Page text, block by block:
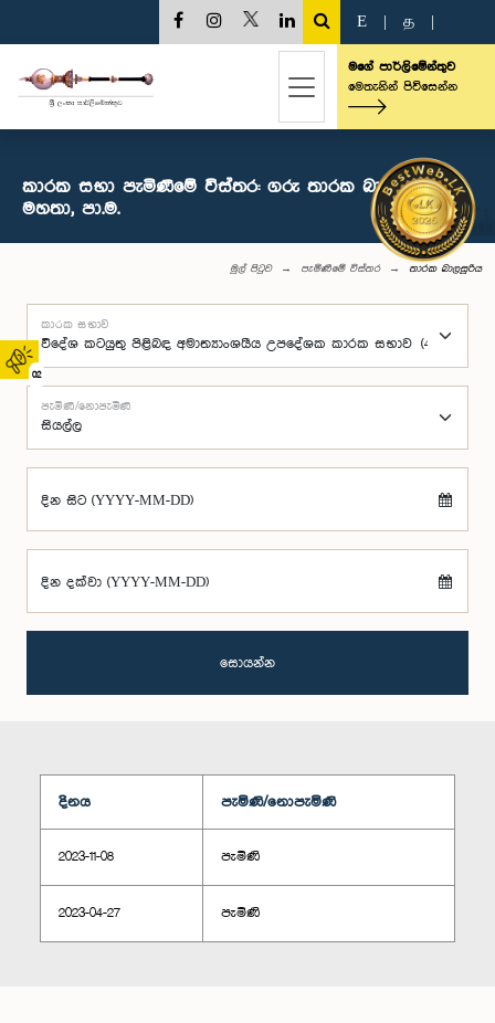
02
E த
මගේ පාර්ලිමේන්තුව
මෙතැනින් පිවිසෙන්න
කාරක සභා පැමිණීමේ විස්තර: ගරු තාරක බාලසූරිය
මහතා, පා.ම.
මුල් පිටුව පැමිණීමේ විස්තර තාරක බාලසූරිය
කාරක සභාව
පැමිණි/නොපැමිණි
දින සිට (YYYY-MM-DD)
දින දක්වා (YYYY-MM-DD)
සොයන්න
දිනය පැමිණි/නොපැමිණි
2023-11-08 පැමිණි
2023-04-27 පැමිණි